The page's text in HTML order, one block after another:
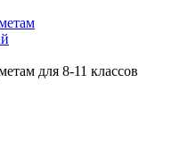
для 8-11 классов